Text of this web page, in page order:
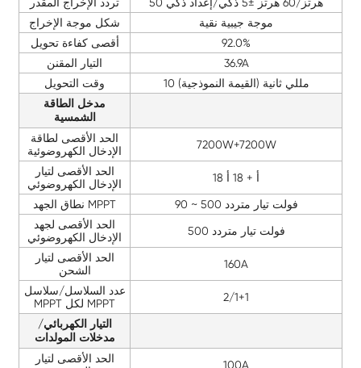
شكل موجة الإخراج
موجة جيبية نقية
أقصى كفاءة تحويل
92.0%
التيار المقنن
36.9A
وقت التحويل
10 مللي ثانية (القيمة النموذجية)
مدخل الطاقة
الشمسية
الحد الأقصى لطاقة
الإدخال الكهروضوئية
7200W+7200W
الحد الأقصى لتيار
الإدخال الكهروضوئي
18 أ + 18 أ
نطاق الجهد MPPT
90 ~ 500 فولت تيار متردد
الحد الأقصى لجهد
الإدخال الكهروضوئي
500 فولت تيار متردد
الحد الأقصى لتيار
الشحن
160A
عدد السلاسل/سلاسل
MPPT لكل MPPT
2/1+1
التيار الكهربائي/
مدخلات المولدات
الحد الأقصى لتيار
100A